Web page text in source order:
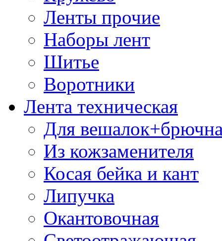
Ленты прочие
Наборы лент
Шитье
Воротники
Лента техническая
Для
Из кожзаменителя
Косая бейка и кант
Липучка
Окантовочная